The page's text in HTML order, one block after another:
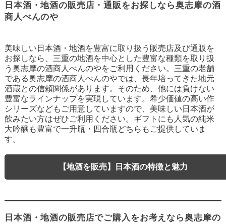
日本酒・地酒の販売店・通販をお探しなら奥志摩の酒
商人べんのや
美味しい日本酒・地酒を豊富に取り扱う販売店及び通販を
お探しなら、三重の地酒を中心とした豊富な種類を取り扱
う奥志摩の酒商人べんのやをご利用ください。三重の老舗
である奥志摩の酒商人べんのやでは、長年培ってきた地元
酒蔵との信頼関係があります。そのため、他には負けない
豊富なラインナップを実現しています。希少価値の高い作
シリーズなどもご用意していますので、美味しい日本酒が
飲みたい方はぜひご利用ください。ギフトにも人気の純米
大吟醸も豊富で一升瓶・四合瓶どちらもご提供していま
す。
【地酒を販売】日本酒の特徴と魅力
日本酒・地酒の販売店でご購入をお考えなら奥志摩の